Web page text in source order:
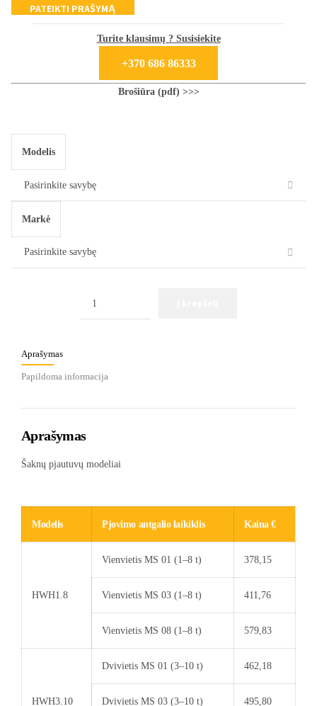
Turite klausimų ? Susisiekite
+370 686 86333
Brošiūra (pdf) >>>
Modelis
Markė
Aprašymas
Papildoma informacija
Aprašymas
Šaknų pjautuvų modeliai
Modelis Pjovimo antgalio laikiklis Kaina €
HWH1.8
Vienvietis MS 01 (1–8 t) 378,15
Vienvietis MS 03 (1–8 t) 411,76
Vienvietis MS 08 (1–8 t) 579,83
HWH3.10
Dvivietis MS 01 (3–10 t) 462,18
Dvivietis MS 03 (3–10 t) 495,80